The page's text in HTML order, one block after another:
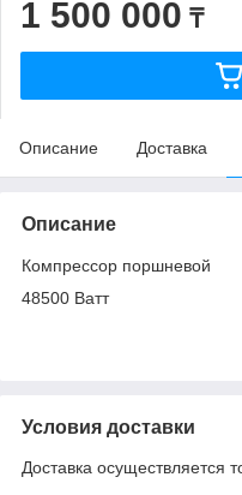
1 500 000 ₸
Описание Доставка
Описание
Компрессор поршневой
48500 Ватт
Условия доставки
Доставка осуществляется